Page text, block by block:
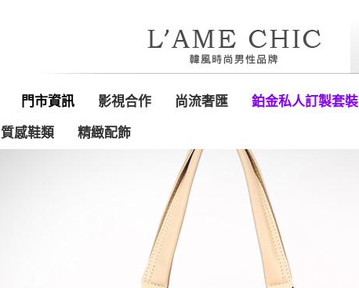
門市資訊 影視合作 尚流奢匯 鉑金私人訂製套裝
質感鞋類 精緻配飾